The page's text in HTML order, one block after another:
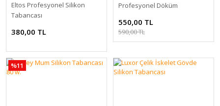
Eltos Profesyonel Silikon
Tabancası
380,00 TL
Profesyonel Döküm
550,00 TL
590,00 TL
%11